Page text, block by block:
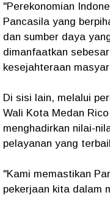
"Perekonomian
Pancasila yang
dan sumber daya
dimanfaatkan
kesejahteraan
Di sisi lain, melalui
Wali Kota Medan
menghadirkan nilai-
pelayanan yang
"Kami memastikan
pekerjaan kita dalam